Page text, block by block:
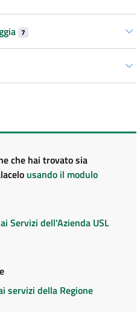
7
che hai trovato sia
usando il modulo
Servizi dell'Azienda USL
servizi della Regione